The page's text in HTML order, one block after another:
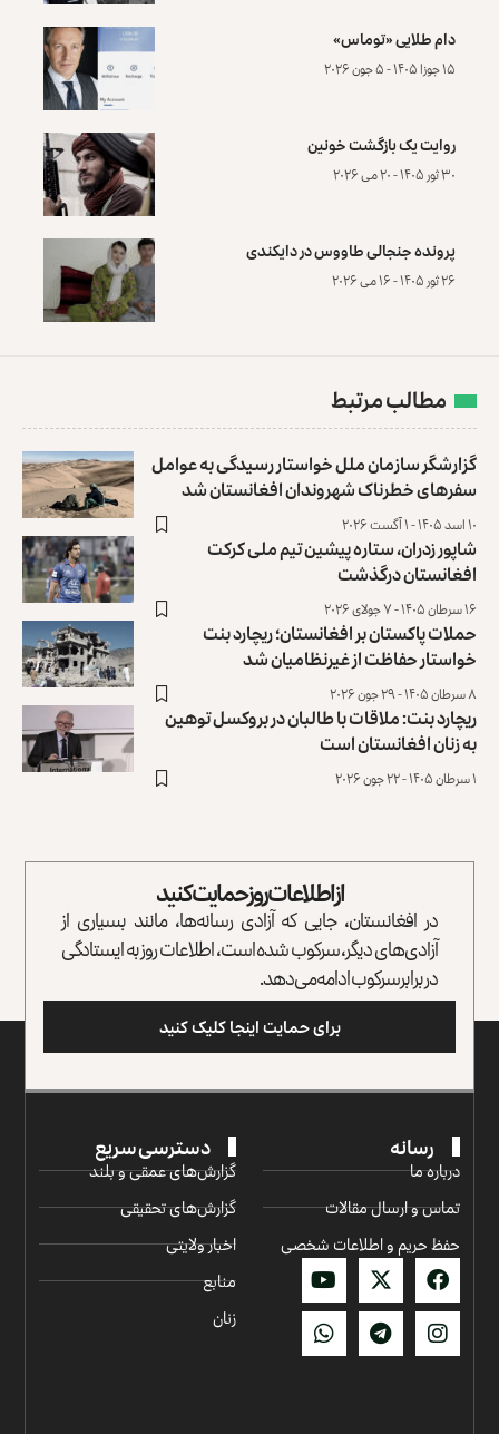
دام طلایی «توماس»
۱۵ جوزا ۱۴۰۵ - ۵ جون ۲۰۲۶
روایت یک بازگشت خونین
۳۰ ثور ۱۴۰۵ - ۲۰ می ۲۰۲۶
پرونده‌ جنجالی طاووس در دایکندی
۲۶ ثور ۱۴۰۵ - ۱۶ می ۲۰۲۶
مطالب مرتبط
گزارشگر سازمان ملل خواستار رسیدگی به عوامل
سفرهای خطرناک شهروندان افغانستان شد
۱۰ اسد ۱۴۰۵ - ۱ آگست ۲۰۲۶
شاپور زدران، ستاره پیشین تیم ملی کرکت
افغانستان درگذشت
۱۶ سرطان ۱۴۰۵ - ۷ جولای ۲۰۲۶
حملات پاکستان بر افغانستان؛ ریچارد بنت
خواستار حفاظت از غیرنظامیان شد
۸ سرطان ۱۴۰۵ - ۲۹ جون ۲۰۲۶
ریچارد بنت: ملاقات با طالبان در بروکسل توهین
به زنان ‏افغانستان است
۱ سرطان ۱۴۰۵ - ۲۲ جون ۲۰۲۶
از اطلاعات روز حمایت کنید
در افغانستان، جایی که آزادی رسانه‌ها، مانند بسیاری از
آزادی‌های دیگر، سرکوب شده است، اطلاعات روز به ایستادگی
در برابر سرکوب ادامه می‌دهد.
برای حمایت اینجا کلیک کنید
رسانه
درباره ما
تماس و ارسال مقالات
حفظ حریم و اطلاعات شخصی
دسترسی سریع
گزارش‌‌های عمقی و بلند
گزارش‌های تحقیقی
اخبار ولایتی
منابع
زنان